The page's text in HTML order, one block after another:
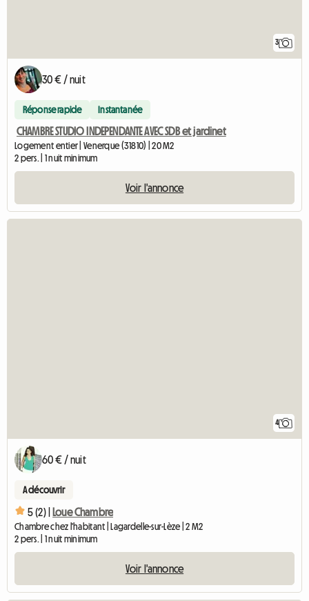
3
30 € / nuit
Réponse rapide Instantanée
CHAMBRE STUDIO INDEPENDANTE AVEC SDB et jardinet
Logement entier | Venerque (31810) | 20 M2
2 pers. | 1 nuit minimum
Voir l'annonce
4
60 € / nuit
A découvrir
5 (2) | Loue Chambre
Chambre chez l'habitant | Lagardelle-sur-Lèze | 2 M2
2 pers. | 1 nuit minimum
Voir l'annonce